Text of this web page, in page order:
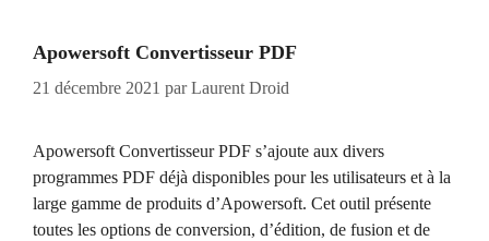
Apowersoft Convertisseur PDF
21 décembre 2021 parLaurent Droid
Apowersoft Convertisseur PDF s’ajoute aux divers
programmes PDF déjà disponibles pour les utilisateurs et à la
large gamme de produits d’Apowersoft. Cet outil présente
toutes les options de conversion, d’édition, de fusion et de